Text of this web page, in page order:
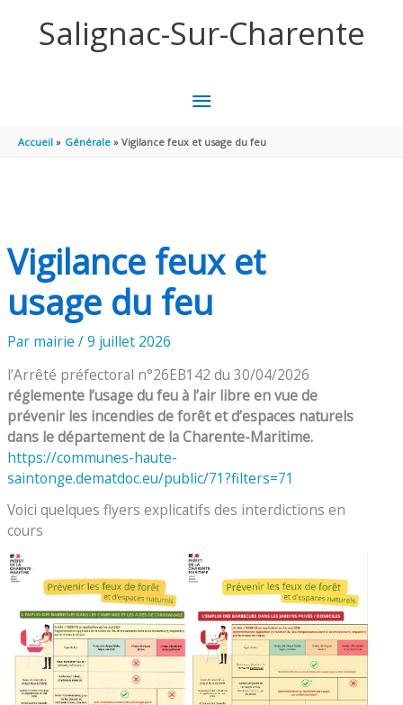
Salignac-Sur-Charente
MENU
PRINCIPAL
Accueil Générale Vigilance feux et usage du feu
Vigilance feux et
usage du feu
Par mairie/9 juillet 2026
l’Arrêté préfectoral n°26EB142 du 30/04/2026
réglemente l’usage du feu à l’air libre en vue de
prévenir les incendies de forêt et d’espaces naturels
dans le département de la Charente-Maritime.
https://communes-haute-
saintonge.dematdoc.eu/public/71?filters=71
Voici quelques flyers explicatifs des interdictions en
cours